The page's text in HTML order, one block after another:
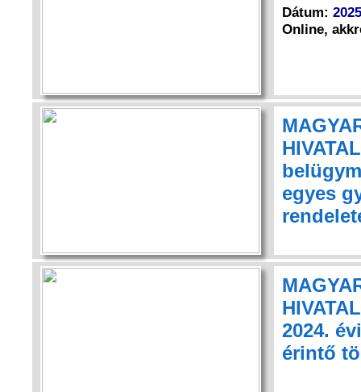
Dátum:
Online,
egyes
2024.
érintő